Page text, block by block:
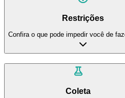
Restrições
Confira o que pode impedir você de
Coleta